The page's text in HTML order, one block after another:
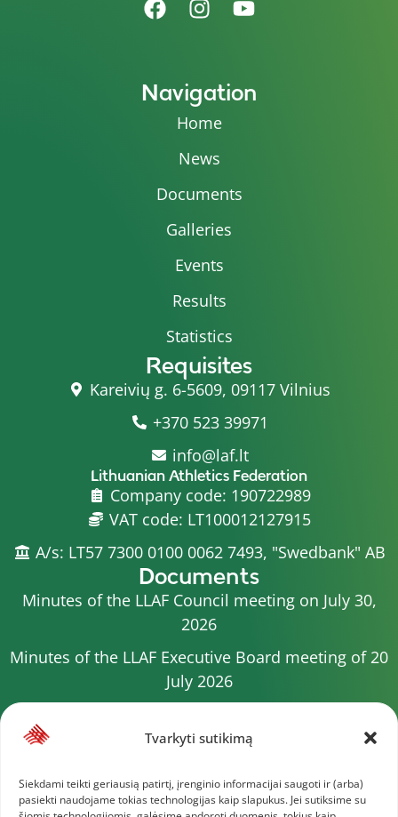
Tvarkyti sutikimą
Siekdami teikti geriausią patirtį, įrenginio informacijai saugoti ir (arba)
pasiekti naudojame tokias technologijas kaip slapukus. Jei sutiksime su
Navigation
Home
News
Documents
Galleries
Events
Results
Statistics
Requisites
Kareivių g. 6-5609, 09117 Vilnius
+370 523 39971
info@laf.lt
Lithuanian Athletics Federation
Company code: 190722989
VAT code: LT100012127915
A/s: LT57 7300 0100 0062 7493, "Swedbank" AB
Documents
Minutes of the LLAF Council meeting on July 30,
2026
Minutes of the LLAF Executive Board meeting of 20
July 2026
2026
Minutes of the LLAF Council meeting of 4 July 2026